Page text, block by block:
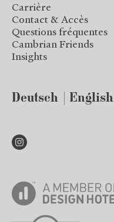
Carrière
Contact & Accès
Questions fréquentes
Cambrian Friends
Insights
Deutsch English